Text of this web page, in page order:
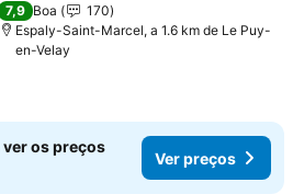
7,9 Boa
170
Espaly-Saint-Marcel, a 1.6 km de Le Puy-
en-Velay
ver os preços
Ver preços